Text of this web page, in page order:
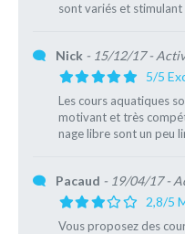
sont variés et stimulant
Nick - 15/12/17-
5/5
Les cours aquatiques
motivant et très
nage libre sont un peu
Pacaud - 19/04/17-
2,8/5
Vous proposez des